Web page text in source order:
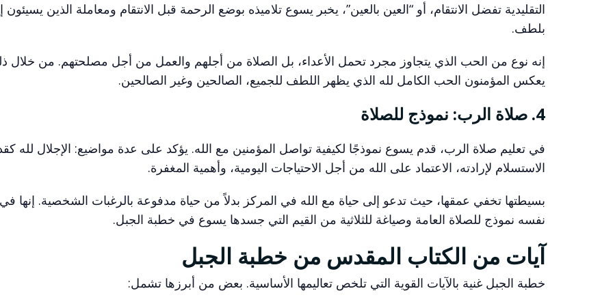
التقليدية تفضل الانتقام، أو “العين بالعين”، يخبر يسوع تلاميذه بوضع الرحمة قبل الانتقام ومعاملة الذين يسيئون
بلطف.
إنه نوع من الحب الذي يتجاوز مجرد تحمل الأعداء، بل الصلاة من أجلهم والعمل من أجل مصلحتهم. من خلال
يعكس المؤمنون الحب الكامل لله الذي يظهر اللطف للجميع، الصالحين وغير الصالحين.
4. صلاة الرب: نموذج للصلاة
في تعليم صلاة الرب، قدم يسوع نموذجًا لكيفية تواصل المؤمنين مع الله. يؤكد على عدة مواضيع: الإجلال لله
الاستسلام لإرادته، الاعتماد على الله من أجل الاحتياجات اليومية، وأهمية المغفرة.
بسيطتها تخفي عمقها، حيث تدعو إلى حياة مع الله في المركز بدلاً من حياة مدفوعة بالرغبات الشخصية. إنها
نفسه نموذج للصلاة العامة وصياغة للثلاثية من القيم التي جسدها يسوع في خطبة الجبل.
آيات من الكتاب المقدس من خطبة الجبل
خطبة الجبل غنية بالآيات القوية التي تلخص تعاليمها الأساسية. بعض من أبرزها تشمل: